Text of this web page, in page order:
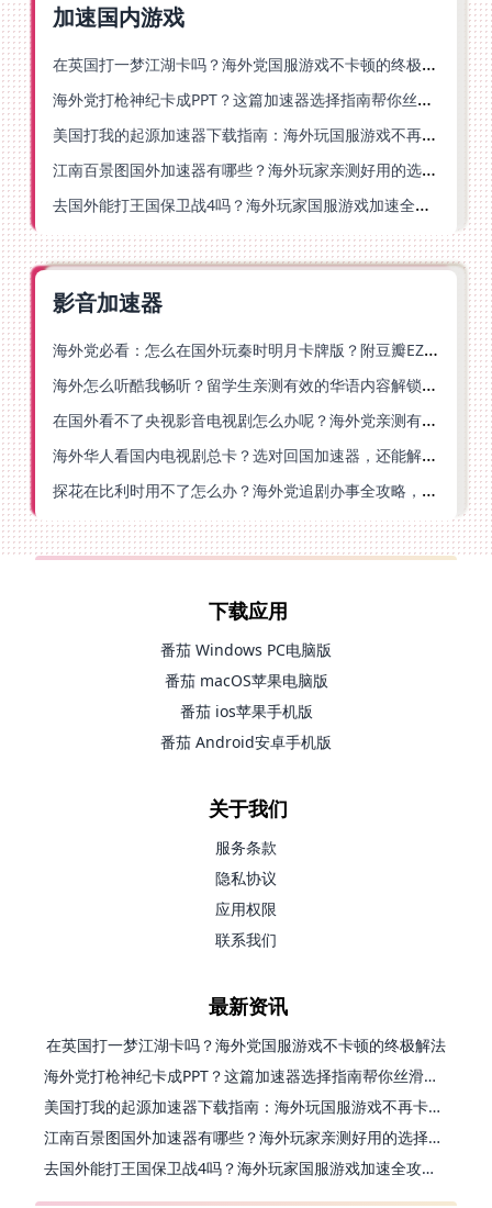
加速国内游戏
在英国打一梦江湖卡吗？海外党国服游戏不卡顿的终极解法
海外党打枪神纪卡成PPT？这篇加速器选择指南帮你丝滑上分
美国打我的起源加速器下载指南：海外玩国服游戏不再卡的终极方案
江南百景图国外加速器有哪些？海外玩家亲测好用的选择与避坑指南
去国外能打王国保卫战4吗？海外玩家国服游戏加速全攻略（附公主连结幻想江湖实测）
影音加速器
海外党必看：怎么在国外玩秦时明月卡牌版？附豆瓣EZCast地区限制破解法
海外怎么听酷我畅听？留学生亲测有效的华语内容解锁指南
在国外看不了央视影音电视剧怎么办呢？海外党亲测有效的回国加速方案
海外华人看国内电视剧总卡？选对回国加速器，还能解决菲律宾打不开反诈中心的问题
探花在比利时用不了怎么办？海外党追剧办事全攻略，选对加速器就够了
下载应用
番茄 Windows PC电脑版
番茄 macOS苹果电脑版
番茄 ios苹果手机版
番茄 Android安卓手机版
关于我们
服务条款
隐私协议
应用权限
联系我们
最新资讯
在英国打一梦江湖卡吗？海外党国服游戏不卡顿的终极解法
海外党打枪神纪卡成PPT？这篇加速器选择指南帮你丝滑上分
美国打我的起源加速器下载指南：海外玩国服游戏不再卡的终极方案
江南百景图国外加速器有哪些？海外玩家亲测好用的选择与避坑指南
去国外能打王国保卫战4吗？海外玩家国服游戏加速全攻略（附公主连结幻想江湖实测）